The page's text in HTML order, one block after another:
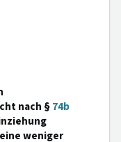
nach §74b
weniger